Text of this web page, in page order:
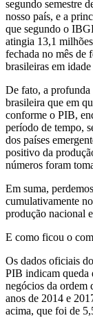
segundo semestre
nosso país, e a
que segundo o
atingia 13,1
fechada no mês de
brasileiras em
De fato, a profunda
brasileira que em
conforme o PIB,
período de tempo,
dos países
positivo da
números foram
Em suma,
cumulativamente
produção nacional
E como ficou o
Os dados oficiais
PIB indicam queda
negócios da ordem
anos de 2014 e
acima, que foi de